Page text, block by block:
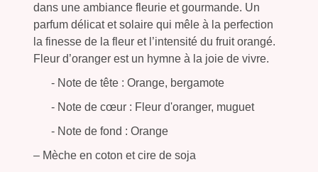
dans une ambiance fleurie et gourmande. Un
parfum délicat et solaire qui mêle à la perfection
la finesse de la fleur et l’intensité du fruit orangé.
Fleur d’oranger est un hymne à la joie de vivre.
- Note de tête : Orange, bergamote
- Note de cœur : Fleur d'oranger, muguet
- Note de fond : Orange
– Mèche en coton et cire de soja